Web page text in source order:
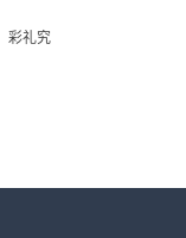
彩礼究